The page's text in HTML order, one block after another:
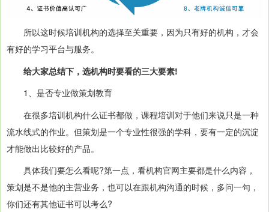
所以这时候培训机构的选择至关重要，因为只有好的机构，才会
有好的学习平台与服务。
给大家总结下，选机构时要看的三大要素!
1、是否专业做策划教育
在很多培训机构什么证书都做，课程培训对于他们来说只是一种
流水线式的作业。但策划是一个专业性很强的学科，要有一定的沉淀
才能做出比较好的产品。
具体我们要怎么看呢?第一点，看机构官网主要都是什么内容，
策划是不是他的主营业务，也可以在跟机构沟通的时候，多问一句，
你们还有其他证书可以考么?